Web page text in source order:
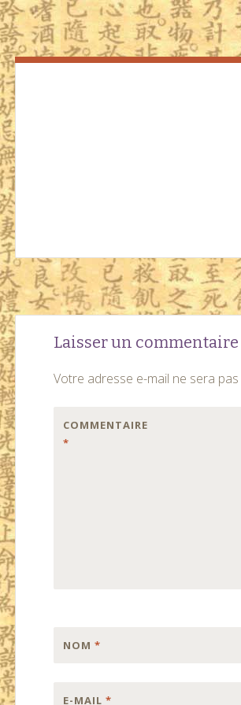
Navigation
des
articles
←
Laisser un commentaire
Votre adresse e-mail ne sera pas
COMMENTAIRE
*
NOM*
E-MAIL*